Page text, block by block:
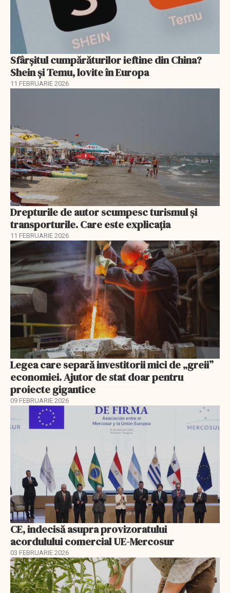
Sfârșitul cumpărăturilor ieftine din China?
Shein și Temu, lovite în Europa
11 FEBRUARIE 2026
Drepturile de autor scumpesc turismul și
transporturile. Care este explicația
11 FEBRUARIE 2026
Legea care separă investitorii mici de „greii”
economiei. Ajutor de stat doar pentru
proiecte gigantice
09 FEBRUARIE 2026
CE, indecisă asupra provizoratului
acordulului comercial UE-Mercosur
03 FEBRUARIE 2026